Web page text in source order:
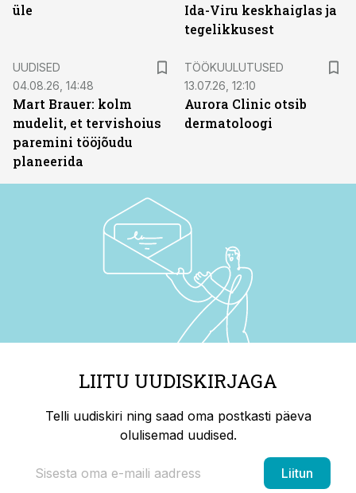
üle
Ida-Viru keskhaiglas ja
tegelikkusest
UUDISED
04.08.26, 14:48
Mart Brauer: kolm
mudelit, et tervishoius
paremini tööjõudu
planeerida
TÖÖKUULUTUSED
13.07.26, 12:10
Aurora Clinic otsib
dermatoloogi
LIITU UUDISKIRJAGA
Telli uudiskiri ning saad oma postkasti päeva
olulisemad uudised.
Liitun